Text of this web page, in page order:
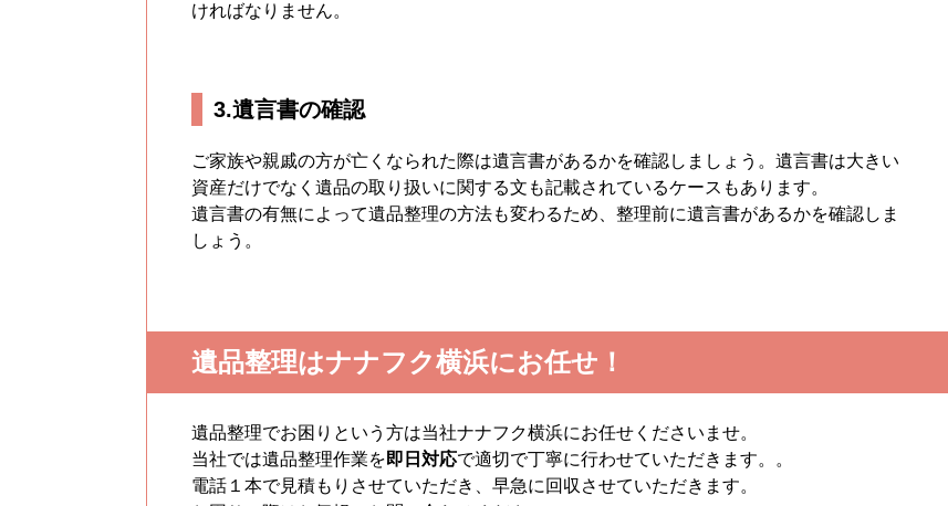
ければなりません。
3.遺言書の確認
ご家族や親戚の方が亡くなられた際は遺言書があるかを確認しましょう。遺言書は大きい
資産だけでなく遺品の取り扱いに関する文も記載されているケースもあります。
遺言書の有無によって遺品整理の方法も変わるため、整理前に遺言書があるかを確認しま
しょう。
遺品整理はナナフク横浜にお任せ！
遺品整理でお困りという方は当社ナナフク横浜にお任せくださいませ。
当社では遺品整理作業を即日対応で適切で丁寧に行わせていただきます。。
電話１本で見積もりさせていただき、早急に回収させていただきます。